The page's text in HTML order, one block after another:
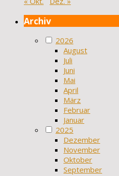
Archiv
2026
August
Juli
Juni
Mai
April
März
Februar
Januar
2025
Dezember
November
Oktober
September